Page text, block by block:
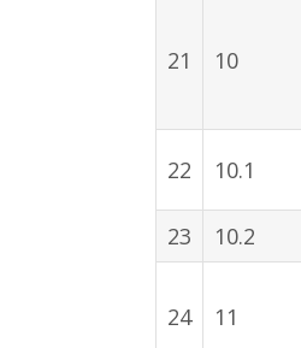
21 10
22 10.1
23 10.2
24 11